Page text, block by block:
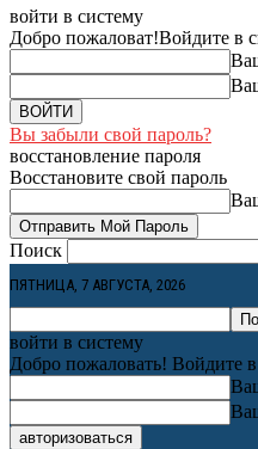
войти в систему
Добро пожаловат!Войдите в
Вы забыли свой пароль?
восстановление пароля
Восстановите свой пароль
Поиск
ПЯТНИЦА, 7 АВГУСТА, 2026
войти в систему
Добро пожаловать! Войдите